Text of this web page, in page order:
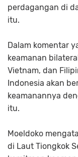
perdagangan di
itu.
Dalam komentar
keamanan
Vietnam, dan
Indonesia akan
keamanannya
itu.
Moeldoko
di Laut Tiongkok